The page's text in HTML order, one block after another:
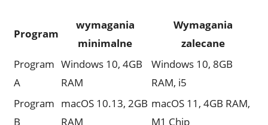
Program
wymagania
minimalne
Wymagania
zalecane
Program
A
Windows 10, 4GB
RAM
Windows 10, 8GB
RAM, i5
Program
B
macOS 10.13, 2GB
RAM
macOS 11, 4GB RAM,
M1 Chip